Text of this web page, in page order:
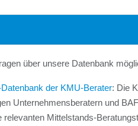
über unsere Datenbank
der KMU-Berater: Die
Unternehmensberatern und
relevanten Mittelstands-